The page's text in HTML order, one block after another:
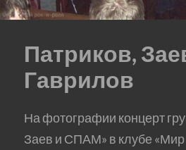
Патриков,
Гаврилов
На фотографии концерт
Заев и СПАМ» в клубе